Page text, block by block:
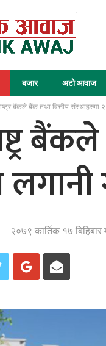
बजार अटो आवाज
बैंकले बैंक तथा वित्तीय संस्थाहरुमा
२०७९ कार्तिक १७ बिहिबार